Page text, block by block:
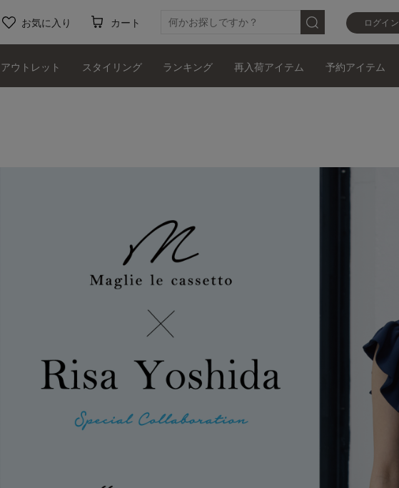
ログイン
お気に入り カート
アウトレット スタイリング ランキング 再入荷アイテム 予約アイテム